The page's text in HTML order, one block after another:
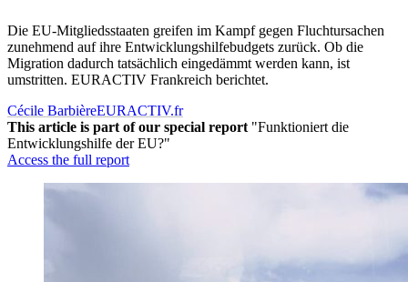
Die EU-Mitgliedsstaaten greifen im Kampf gegen Fluchtursachen
zunehmend auf ihre Entwicklungshilfebudgets zurück. Ob die
Migration dadurch tatsächlich eingedämmt werden kann, ist
umstritten. EURACTIV Frankreich berichtet.
Cécile BarbièreEURACTIV.fr
This article is part of our special report "Funktioniert die
Entwicklungshilfe der EU?"
Access the full report